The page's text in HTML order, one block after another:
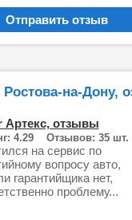
на-Дону,
Артекс, отзывы
4.29 Отзывов: 35 шт.
на сервис по
вопросу авто,
гарантийщика нет,
проблему...